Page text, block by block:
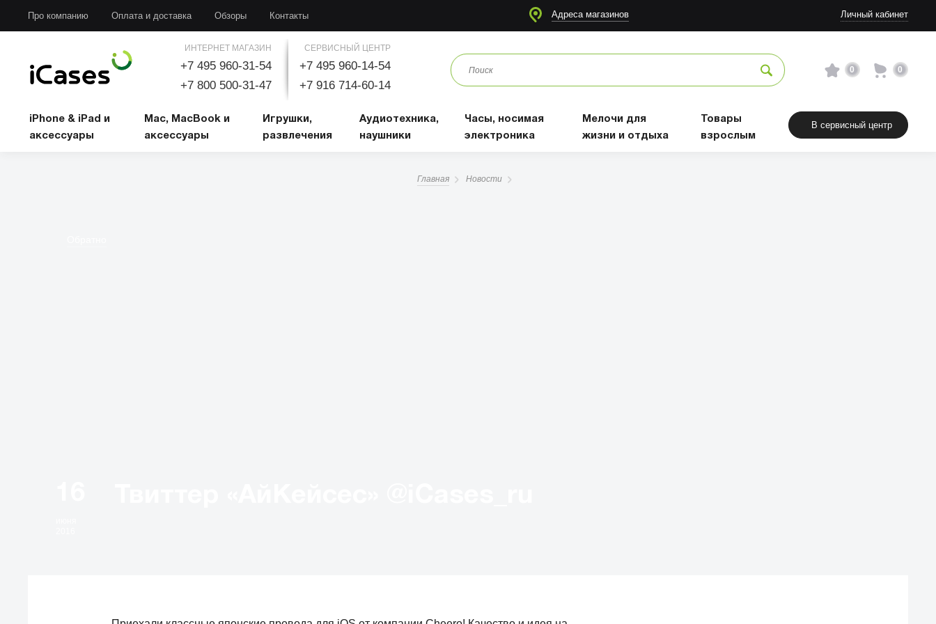
Про компанию Оплата и доставка Обзоры Контакты Адреса магазинов Личный кабинет
ИНТЕРНЕТ МАГАЗИН
+7 495 960-31-54
+7 800 500-31-47
СЕРВИСНЫЙ ЦЕНТР
+7 495 960-14-54
+7 916 714-60-14
0 0
iPhone & iPad и
аксессуары
Mac, MacBook и
аксессуары
Игрушки,
развлечения
Аудиотехника,
наушники
Часы, носимая
электроника
Мелочи для
жизни и отдыха
Товары
взрослым
В сервисный центр
Главная Новости